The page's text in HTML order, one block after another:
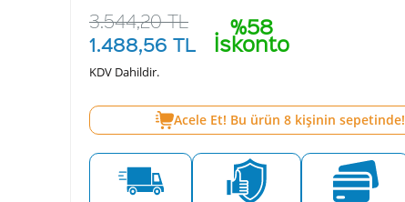
%58
İskonto
3.544,20TL
1.488,56 TL
KDV Dahildir.
Acele Et! Bu ürün 8kişinin sepetinde!